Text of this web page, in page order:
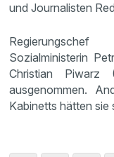
und Journalisten
Sozialministerin
Christian
ausgenommen.
Kabinetts hätten sie